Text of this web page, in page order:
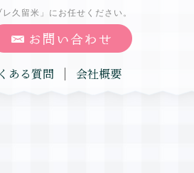
久留米」にお任せください。
ある質問 会社概要